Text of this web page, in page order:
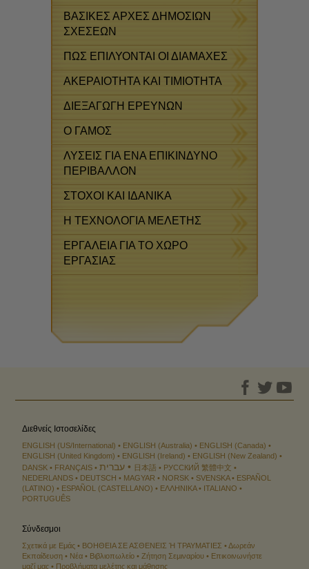
ΒΑΣΙΚΕΣ ΑΡΧΕΣ ΔΗΜΟΣΙΩΝ
ΣΧΕΣΕΩΝ
ΠΩΣ ΕΠΙΛΥΟΝΤΑΙ ΟΙ ΔΙΑΜΑΧΕΣ
ΑΚΕΡΑΙΟΤΗΤΑ ΚΑΙ ΤΙΜΙΟΤΗΤΑ
ΔΙΕΞΑΓΩΓΗ ΕΡΕΥΝΩΝ
Ο ΓΑΜΟΣ
ΛΥΣΕΙΣ ΓΙΑ ΕΝΑ ΕΠΙΚΙΝΔΥΝΟ
ΠΕΡΙΒΑΛΛΟΝ
ΣΤΟΧΟΙ ΚΑΙ ΙΔΑΝΙΚΑ
Η ΤΕΧΝΟΛΟΓΙΑ ΜΕΛΕΤΗΣ
ΕΡΓΑΛΕΙΑ ΓΙΑ ΤΟ ΧΩΡΟ
ΕΡΓΑΣΙΑΣ
Διεθνείς Ιστοσελίδες
ENGLISH (US/International) ENGLISH (Australia)
ENGLISH (Canada)
ENGLISH (United Kingdom)
ENGLISH (Ireland)
ENGLISH (New Zealand)
DANSK
FRANÇAIS עברית 日本語 РУССКИЙ 繁體中文
NEDERLANDS
DEUTSCH MAGYAR NORSK SVENSKA
ESPAÑOL
(LATINO)
ESPAÑOL (CASTELLANO) ΕΛΛΗΝΙΚA
ITALIANO
PORTUGUÊS
Σύνδεσμοι
Σχετικά με Εμάς ΒΟΗΘΕΙΑ ΣΕ ΑΣΘΕΝΕΙΣ Ή ΤΡΑΥΜΑΤΙΕΣ Δωρεάν
Εκπαίδευση
Νέα Βιβλιοπωλείο Ζήτηση Σεµιναρίου
Επικοινωνήστε
μαζί μας
Προβλήματα μελέτης και μάθησης